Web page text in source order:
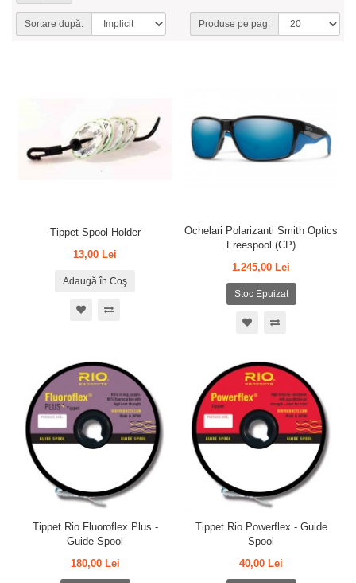
Sortare după: Produse pe pag:
Tippet Spool Holder
13,00 Lei
Adaugă în Coş
Ochelari Polarizanti Smith Optics
Freespool (CP)
1.245,00 Lei
Stoc Epuizat
Tippet Rio Fluoroflex Plus -
Guide Spool
180,00 Lei
Tippet Rio Powerflex - Guide
Spool
40,00 Lei